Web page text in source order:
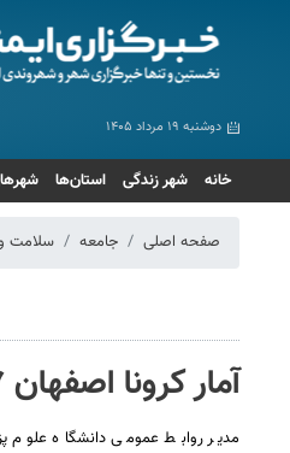
دوشنبه ۱۹ مرداد ۱۴۰۵
خانه شهر زندگی استان‌ها
صفحه اصلی جامعه سلامت
آمار کرونا اصفهان ۷ بهمن؛ بدون فوتی و ۷۷۱ ابتلای جدید
مدیر روابط عمومی دانشگاه علوم